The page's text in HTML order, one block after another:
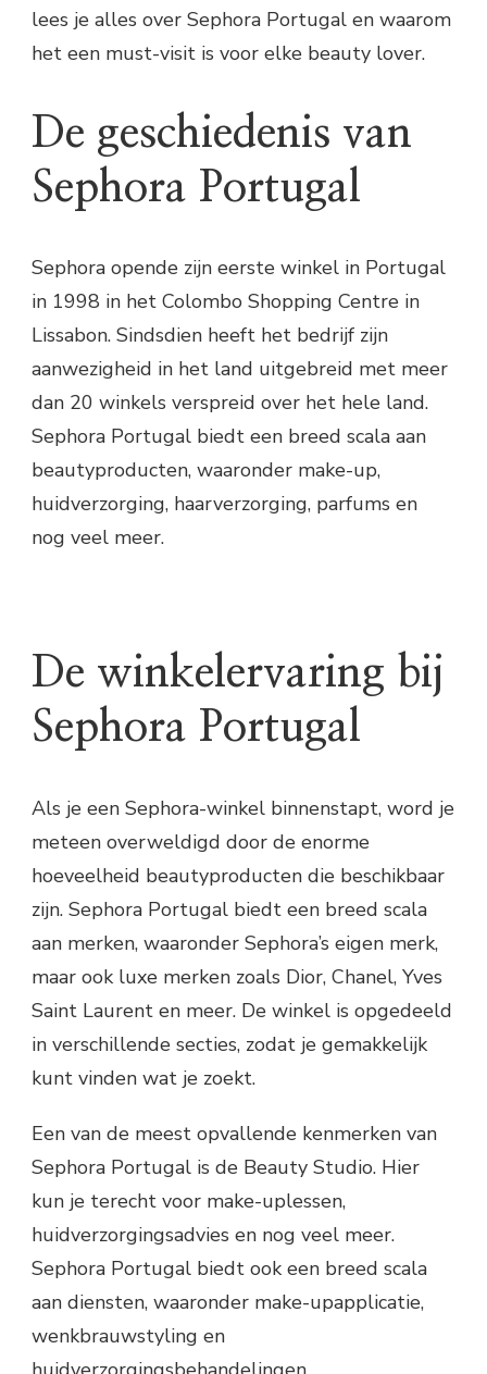
lees je alles over Sephora Portugal en waarom
het een must-visit is voor elke beauty lover.
De geschiedenis van
Sephora Portugal
Sephora opende zijn eerste winkel in Portugal
in 1998 in het Colombo Shopping Centre in
Lissabon. Sindsdien heeft het bedrijf zijn
aanwezigheid in het land uitgebreid met meer
dan 20 winkels verspreid over het hele land.
Sephora Portugal biedt een breed scala aan
beautyproducten, waaronder make-up,
huidverzorging, haarverzorging, parfums en
nog veel meer.
De winkelervaring bij
Sephora Portugal
Als je een Sephora-winkel binnenstapt, word je
meteen overweldigd door de enorme
hoeveelheid beautyproducten die beschikbaar
zijn. Sephora Portugal biedt een breed scala
aan merken, waaronder Sephora’s eigen merk,
maar ook luxe merken zoals Dior, Chanel, Yves
Saint Laurent en meer. De winkel is opgedeeld
in verschillende secties, zodat je gemakkelijk
kunt vinden wat je zoekt.
Een van de meest opvallende kenmerken van
Sephora Portugal is de Beauty Studio. Hier
kun je terecht voor make-uplessen,
huidverzorgingsadvies en nog veel meer.
Sephora Portugal biedt ook een breed scala
aan diensten, waaronder make-upapplicatie,
wenkbrauwstyling en